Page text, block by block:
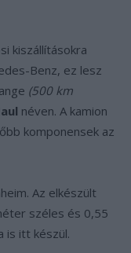
kiszállításokra
Benz, ez lesz
(500 km
néven. A kamion
komponensek az
Az elkészült
széles és 0,55
is itt készül.